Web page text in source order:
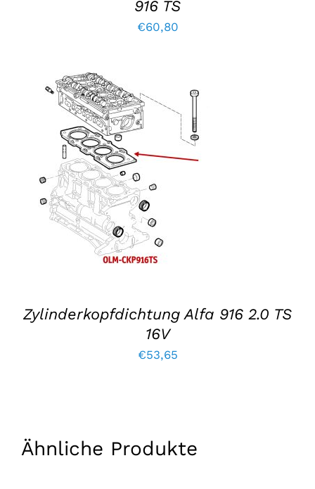
916 TS
€60,80
IN DEN WARENKORB LEGEN
EINZELHEITEN
Zylinderkopfdichtung Alfa 916 2.0 TS
16V
€53,65
Ähnliche Produkte